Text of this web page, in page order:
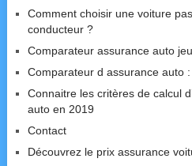
Comment choisir une voiture
conducteur ?
Comparateur assurance auto
Comparateur d assurance auto
Connaitre les critères de calcul
auto en 2019
Contact
Découvrez le prix assurance